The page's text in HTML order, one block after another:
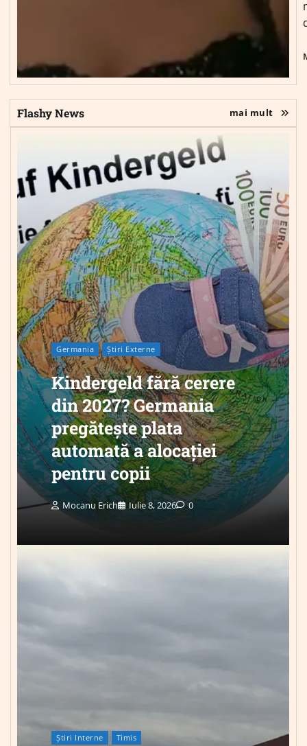
Flashy News mai mult
Germania Știri Externe
Kindergeld fără cerere
din 2027? Germania
pregătește plata
automată a alocației
pentru copii
Mocanu Erich Iulie 8, 2026 0
Știri Interne Timis